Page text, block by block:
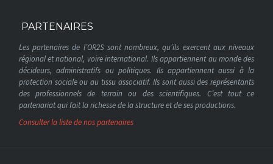
PARTENAIRES
Les partenaires de l’OR2S sont nombreux, qu’ils exercent aux niveaux
régional et national, voire international. Ils appartiennent au monde des
décideurs, administratifs ou politiques. Ils appartiennent aussi à la
protection sociale ou au tissu associatif. Ils sont aussi des représentants
des professionnels de terrain ou des scientifiques. C’est tout ce
partenariat qui fait la richesse de la structure et de ses productions.
Consulter la liste de nos partenaires